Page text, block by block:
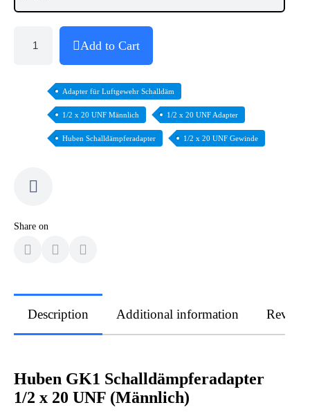
Add to Cart
Adapter für Luftgewehr Schalldäm
1/2 x 20 UNF Männlich 1/2 x 20 UNF Adapter
Huben Schalldämpferadapter 1/2 x 20 UNF Gewinde
Share on
Description Additional information
Huben GK1 Schalldämpferadapter
1/2 x 20 UNF (Männlich)